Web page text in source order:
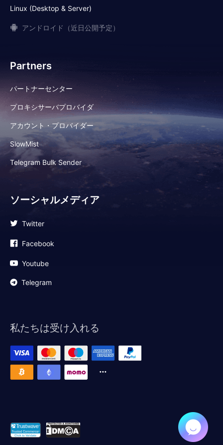
Linux (Desktop & Server)
アンドロイド（近日公開予定）
Partners
パートナーセンター
プロキシサーバプロバイダ
アカウント・プロバイダー
SlowMist
Telegram Bulk Sender
ソーシャルメディア
Twitter
Facebook
Youtube
Telegram
私たちは受け入れる